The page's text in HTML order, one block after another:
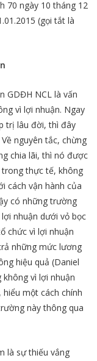
70 ngày 10 tháng 12
(gọi tắt là
GDĐH NCL là vấn
vì lợi nhuận. Ngay
trị lâu đời, thì đây
nguyên tắc, chừng
chia lãi, thì nó được
thực tế, không
cách vận hành của
có những trường
nhuận dưới vỏ bọc
chức vì lợi nhuận
những mức lương
hiệu quả (Daniel
vì lợi nhuận
một cách chính
này thông qua
là sự thiếu vắng